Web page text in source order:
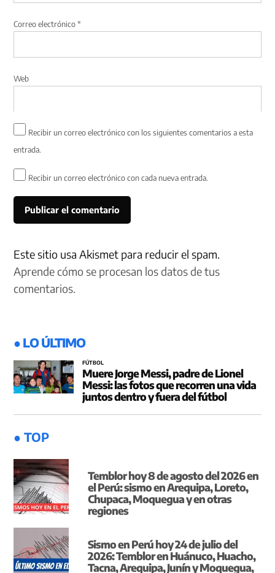
Correo electrónico*
Web
Recibir un correo electrónico con los siguientes comentarios a esta
entrada.
Recibir un correo electrónico con cada nueva entrada.
Este sitio usa Akismet para reducir el spam.
Aprende cómo se procesan los datos de tus
comentarios.
● LO ÚLTIMO
FÚTBOL
Muere Jorge Messi, padre de Lionel
Messi: las fotos que recorren una vida
juntos dentro y fuera del fútbol
● TOP
Temblor hoy 8 de agosto del 2026 en
el Perú: sismo en Arequipa, Loreto,
Chupaca, Moquegua y en otras
regiones
Sismo en Perú hoy 24 de julio del
2026: Temblor en Huánuco, Huacho,
Tacna, Arequipa, Junín y Moquegua,